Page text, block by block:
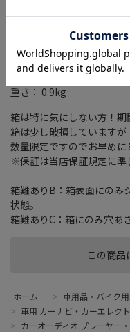
この商品
最大出力： 50Wx4
モニターサイズ： 6.8 V型(
スマホ連携： Apple
音声操作(AI音声アシスタ
幅x高さx奥行き：
重さ： 0.9kg
箱は特に気にしない方！期
箱は少し破損しています
数量限定ですのでお早めに
※保証は当店保証規定に準
箱難ありB：箱表面にのみ
状態。
箱難ありC：箱にのみ穴あ
ホーム > 車用品・バイク
> 車用 カーナビ・カーエレク
> カーオーディオ プレーヤー